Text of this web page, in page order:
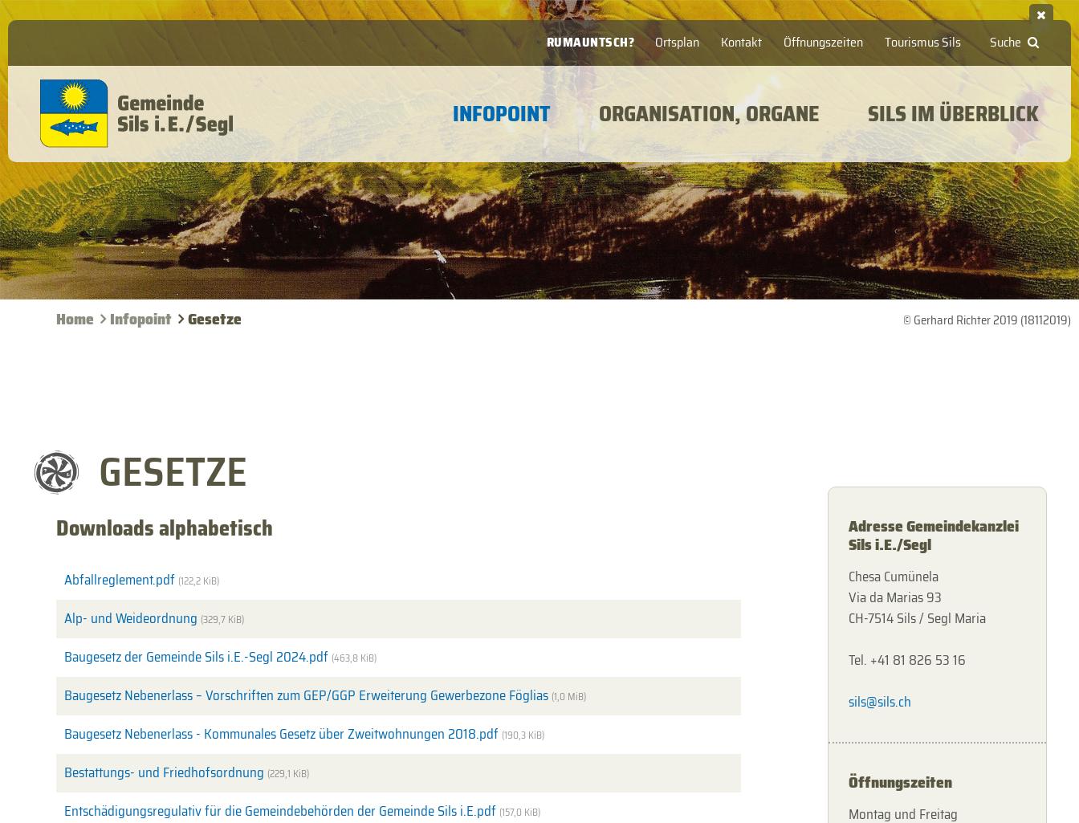
Suche
Ortsplan Kontakt Öffnungszeiten Tourismus Sils
RUMAUNTSCH?
INFOPOINT ORGANISATION, ORGANE SILS IM ÜBERBLICK
© Gerhard Richter 2019 (18112019)
Home Infopoint Gesetze
GESETZE
Downloads alphabetisch
Abfallreglement.pdf (122,2 KiB)
Alp- und Weideordnung (329,7 KiB)
Baugesetz der Gemeinde Sils i.E.-Segl 2024.pdf (463,8 KiB)
Baugesetz Nebenerlass – Vorschriften zum GEP/GGP Erweiterung Gewerbezone Föglias (1,0 MiB)
Baugesetz Nebenerlass - Kommunales Gesetz über Zweitwohnungen 2018.pdf (190,3 KiB)
Bestattungs- und Friedhofsordnung (229,1 KiB)
Entschädigungsregulativ für die Gemeindebehörden der Gemeinde Sils i.E.pdf (157,0 KiB)
Adresse Gemeindekanzlei
Sils i.E./Segl
Chesa Cumünela
Via da Marias 93
CH-7514 Sils / Segl Maria
Tel. +41 81 826 53 16
sils@sils.ch
Öffnungszeiten
Montag und Freitag